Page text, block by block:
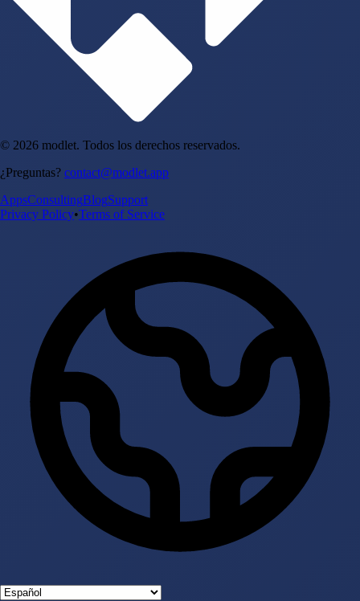
© 2026 modlet. Todos los derechos reservados.
¿Preguntas? contact@modlet.app
AppsConsultingBlogSupport
Privacy Policy•Terms of Service